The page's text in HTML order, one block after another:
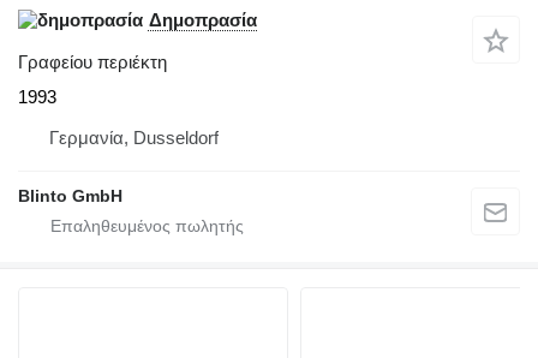
Δημοπρασία
Γραφείου περιέκτη
1993
Γερμανία, Dusseldorf
Blinto GmbH